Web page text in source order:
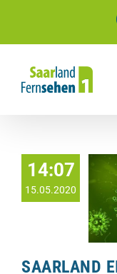
springen
14:07
15.05.2020
SAARLAND